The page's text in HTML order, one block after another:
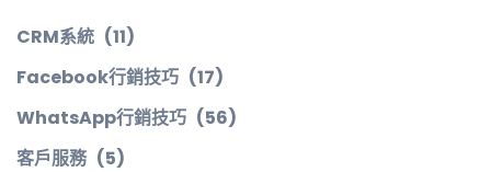
CRM系統 (11)
Facebook行銷技巧 (17)
WhatsApp行銷技巧 (56)
客戶服務 (5)